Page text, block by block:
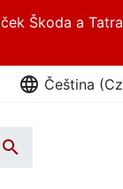
Škoda a
language Čeština
